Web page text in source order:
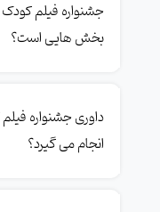
جشنواره فیلم
بخش هایی است؟
داوری جشنواره
انجام می گیرد؟